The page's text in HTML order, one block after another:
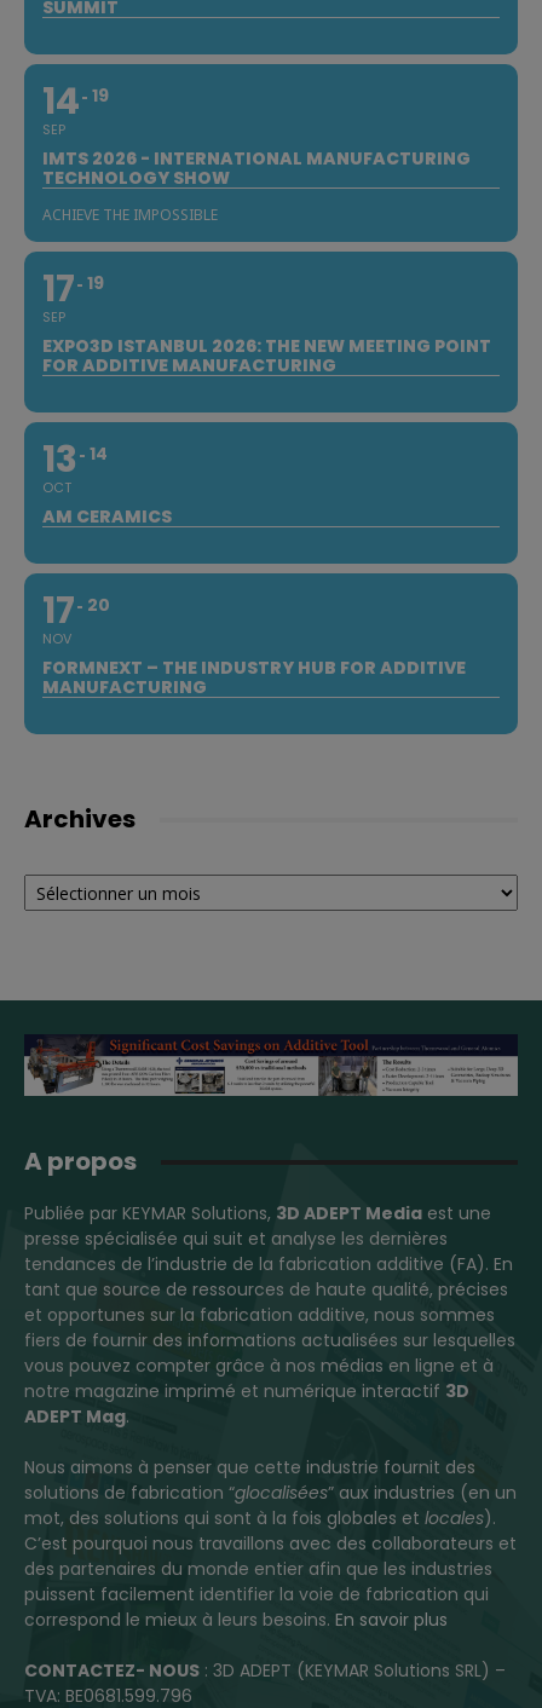
SUMMIT
14
SEP
19
IMTS 2026 - INTERNATIONAL MANUFACTURING
TECHNOLOGY SHOW
ACHIEVE THE IMPOSSIBLE
17
SEP
19
EXPO3D ISTANBUL 2026: THE NEW MEETING POINT
FOR ADDITIVE MANUFACTURING
13
OCT
14
AM CERAMICS
17
NOV
20
FORMNEXT – THE INDUSTRY HUB FOR ADDITIVE
MANUFACTURING
Archives
Archives
A propos
Publiée par KEYMAR Solutions, 3D ADEPT Media est une
presse spécialisée qui suit et analyse les dernières
tendances de l’industrie de la fabrication additive (FA). En
tant que source de ressources de haute qualité, précises
et opportunes sur la fabrication additive, nous sommes
fiers de fournir des informations actualisées sur lesquelles
vous pouvez compter grâce à nos médias en ligne et à
notre magazine imprimé et numérique interactif 3D
ADEPT Mag.
Nous aimons à penser que cette industrie fournit des
solutions de fabrication “glocalisées” aux industries (en un
mot, des solutions qui sont à la fois globales et locales).
C’est pourquoi nous travaillons avec des collaborateurs et
des partenaires du monde entier afin que les industries
puissent facilement identifier la voie de fabrication qui
correspond le mieux à leurs besoins. En savoir plus
CONTACTEZ- NOUS : 3D ADEPT (KEYMAR Solutions SRL) –
TVA: BE0681.599.796